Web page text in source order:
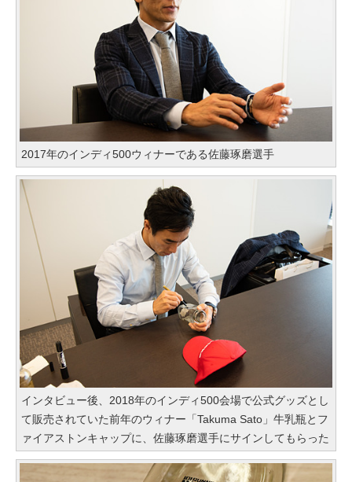
2017年のインディ500ウィナーである佐藤琢磨選手
インタビュー後、2018年のインディ500会場で公式グッズとし
て販売されていた前年のウィナー「Takuma Sato」牛乳瓶とフ
ァイアストンキャップに、佐藤琢磨選手にサインしてもらった